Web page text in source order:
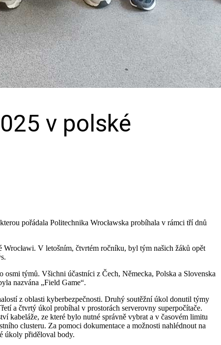
v polské
pořádala Politechnika Wrocławska probíhala v rámci tří dnů
V letošním, čtvrtém ročníku, byl tým našich žáků opět
týmů. Všichni účastníci z Čech, Německa, Polska a Slovenska
nazvána „Field Game“.
z oblasti kyberbezpečnosti. Druhý soutěžní úkol donutil týmy
a čtvrtý úkol probíhal v prostorách serverovny superpočítače.
kabeláže, ze které bylo nutné správně vybrat a v časovém limitu
clusteru. Za pomoci dokumentace a možnosti nahlédnout na
úkoly přiděloval body.